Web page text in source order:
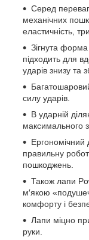
Серед переваг
механічних
еластичність,
Зігнута
підходить для
ударів знизу та
силу ударів.
В ударній
максимального
правильну
пошкоджень.
Також лапи
м′якою
комфорту і
Лапи міцно
руки.